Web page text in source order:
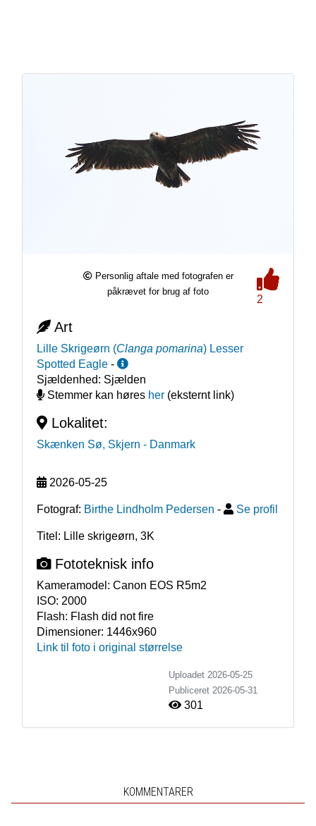
Personlig aftale med fotografen er
påkrævet for brug af foto
2
Art
Lille Skrigeørn (Clanga pomarina) Lesser
Spotted Eagle -
Sjældenhed: Sjælden
Stemmer kan høres her(eksternt link)
Lokalitet:
Skænken Sø, Skjern - Danmark
2026-05-25
Fotograf: Birthe Lindholm Pedersen - Se profil
Titel: Lille skrigeørn, 3K
Fototeknisk info
Kameramodel: Canon EOS R5m2
ISO: 2000
Flash: Flash did not fire
Dimensioner: 1446x960
Link til foto i original størrelse
Uploadet 2026-05-25
Publiceret 2026-05-31
301
KOMMENTARER